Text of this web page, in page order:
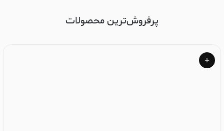
پرفروش‌ترین محصولات